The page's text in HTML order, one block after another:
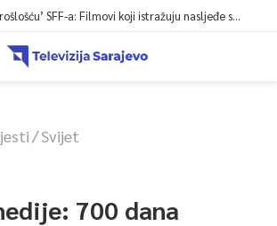
‘Suočavanje s prošlošću’ SFF-a: Filmovi koji istražuju nasljeđe sukoba i mogućnosti otpora
/Svijet
700 dana